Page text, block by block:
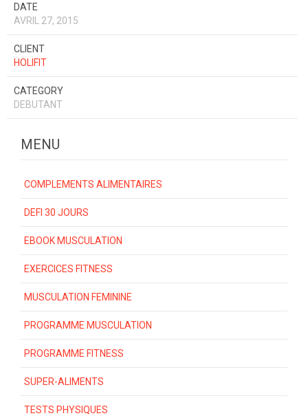
DATE
AVRIL 27, 2015
CLIENT
HOLIFIT
CATEGORY
DEBUTANT
MENU
COMPLEMENTS ALIMENTAIRES
DEFI 30 JOURS
EBOOK MUSCULATION
EXERCICES FITNESS
MUSCULATION FEMININE
PROGRAMME MUSCULATION
PROGRAMME FITNESS
SUPER-ALIMENTS
TESTS PHYSIQUES